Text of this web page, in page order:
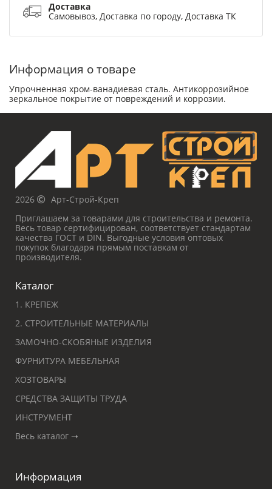
Доставка
Самовывоз, Доставка по городу, Доставка ТК
Информация о товаре
Упрочненная хром-ванадиевая сталь. Антикоррозийное
зеркальное покрытие от повреждений и коррозии.
2026
Арт-Строй-Креп
Приглашаем за товарами для строительства и ремонта.
Весь товар сертифицирован, соответствует стандартам
качества ГОСТ и DIN. Выгодные условия оптовых
покупок благодаря прямым поставкам от
производителя.
Каталог
1. КРЕПЕЖ
2. СТРОИТЕЛЬНЫЕ МАТЕРИАЛЫ
ЗАМОЧНО-СКОБЯНЫЕ ИЗДЕЛИЯ
ФУРНИТУРА МЕБЕЛЬНАЯ
ХОЗТОВАРЫ
СРЕДСТВА ЗАЩИТЫ ТРУДА
ИНСТРУМЕНТ
Весь каталог ➝
Информация